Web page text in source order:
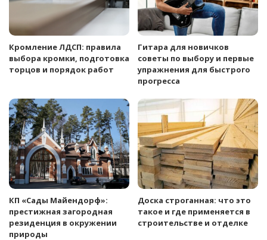
Кромление ЛДСП: правила
выбора кромки, подготовка
торцов и порядок работ
Гитара для новичков
советы по выбору и первые
упражнения для быстрого
прогресса
КП «Сады Майендорф»:
престижная загородная
резиденция в окружении
природы
Доска строганная: что это
такое и где применяется в
строительстве и отделке